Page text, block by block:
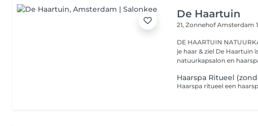
De Haartuin
21, ZonnehofAmsterdam
DE HAARTUIN
je haar & ziel De Haartuin is een unieke combinatie van
natuurkapsalon en
Haarspa Ritueel